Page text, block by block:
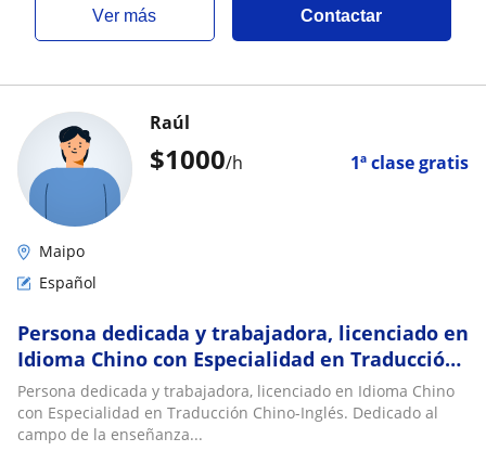
ver más Contactar
$1000/h 1ª clase gratis
Raúl
Maipo
Español
Persona dedicada y trabajadora, licenciado en
Idioma Chino con Especialidad en Traducción
Chino-Inglés. Dedicado al campo de la
enseñanza del español como segunda lengua
en todos los niveles
Persona dedicada y trabajadora, licenciado en Idioma Chino
con Especialidad en Traducción Chino-Inglés. Dedicado al
campo de la enseñanza...